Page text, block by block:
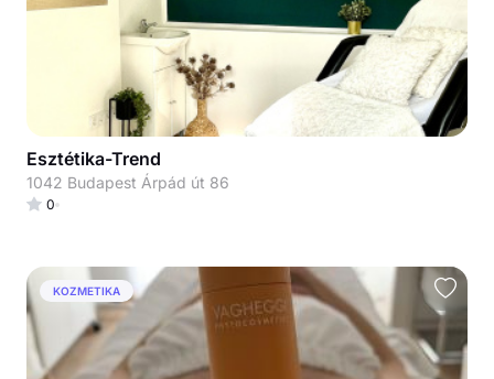
Esztétika-Trend
1042 Budapest Árpád út 86
0
KOZMETIKA